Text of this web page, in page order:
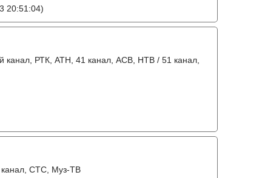
20:51:04)
РТК, АТН, 41 канал, АСВ, НТВ / 51 канал,
СТС, Муз-ТВ